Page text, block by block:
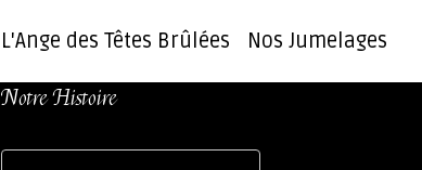
L'Ange des Têtes Brûlées Nos Jumelages
Notre Histoire